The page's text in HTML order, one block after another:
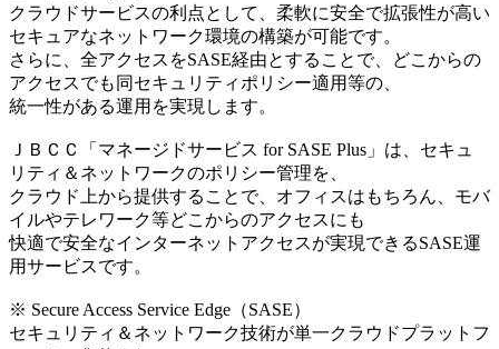
クラウドサービスの利点として、柔軟に安全で拡張性が高い
セキュアなネットワーク環境の構築が可能です。
さらに、全アクセスをSASE経由とすることで、どこからの
アクセスでも同セキュリティポリシー適用等の、
統一性がある運用を実現します。
ＪＢＣＣ「マネージドサービス for SASE Plus」は、セキュ
リティ＆ネットワークのポリシー管理を、
クラウド上から提供することで、オフィスはもちろん、モバ
イルやテレワーク等どこからのアクセスにも
快適で安全なインターネットアクセスが実現できるSASE運
用サービスです。
※ Secure Access Service Edge（SASE）
セキュリティ＆ネットワーク技術が単一クラウドプラットフ